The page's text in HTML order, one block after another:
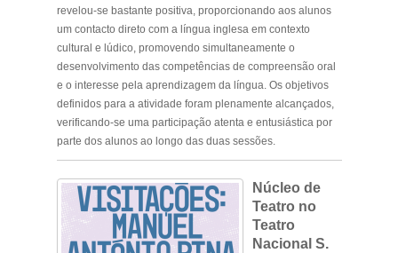
revelou-se bastante positiva, proporcionando aos alunos
um contacto direto com a língua inglesa em contexto
cultural e lúdico, promovendo simultaneamente o
desenvolvimento das competências de compreensão oral
e o interesse pela aprendizagem da língua. Os objetivos
definidos para a atividade foram plenamente alcançados,
verificando-se uma participação atenta e entusiástica por
parte dos alunos ao longo das duas sessões.
Núcleo de
Teatro no
Teatro
Nacional S.